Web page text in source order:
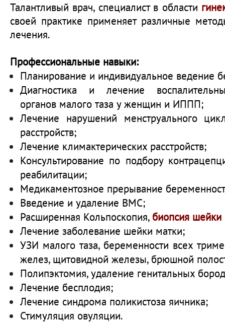
Талантливый врач, специалист в области
своей практике применяет различные
лечения.
Профессиональные навыки:
Планирование и индивидуальное ведение
Диагностика и лечение
органов малого таза у женщин и ИППП;
Лечение нарушений менструального
расстройств;
Лечение климактерических расстройств;
Консультирование по подбору
реабилитации;
Медикаментозное прерывание
Введение и удаление ВМС;
Расширенная Кольпоскопия, биопсия шейки
Лечение заболевание шейки матки;
УЗИ малого таза, беременности всех
желез, щитовидной железы, брюшной
Полипэктомия, удаление генитальных
Лечение бесплодия;
Лечение синдрома поликистоза яичника;
Стимуляция овуляции.